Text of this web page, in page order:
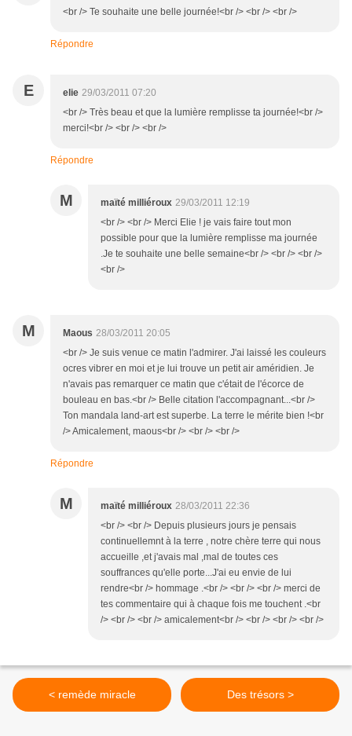
<br /> Te souhaite une belle journée!<br /> <br /> <br />
Répondre
E elie 29/03/2011 07:20
<br /> Très beau et que la lumière remplisse ta journée!<br />
merci!<br /> <br /> <br />
Répondre
M maïté milliéroux 29/03/2011 12:19
<br /> <br /> Merci Elie ! je vais faire tout mon
possible pour que la lumière remplisse ma journée
.Je te souhaite une belle semaine<br /> <br /> <br />
<br />
M Maous 28/03/2011 20:05
<br /> Je suis venue ce matin l'admirer. J'ai laissé les couleurs
ocres vibrer en moi et je lui trouve un petit air améridien. Je
n'avais pas remarquer ce matin que c'était de l'écorce de
bouleau en bas.<br /> Belle citation l'accompagnant...<br />
Ton mandala land-art est superbe. La terre le mérite bien !<br
/> Amicalement, maous<br /> <br /> <br />
Répondre
M maïté milliéroux 28/03/2011 22:36
<br /> <br /> Depuis plusieurs jours je pensais
continuellemnt à la terre , notre chère terre qui nous
accueille ,et j'avais mal ,mal de toutes ces
souffrances qu'elle porte...J'ai eu envie de lui
rendre<br /> hommage .<br /> <br /> <br /> merci de
tes commentaire qui à chaque fois me touchent .<br
/> <br /> <br /> amicalement<br /> <br /> <br /> <br />
< remède miracle Des trésors >